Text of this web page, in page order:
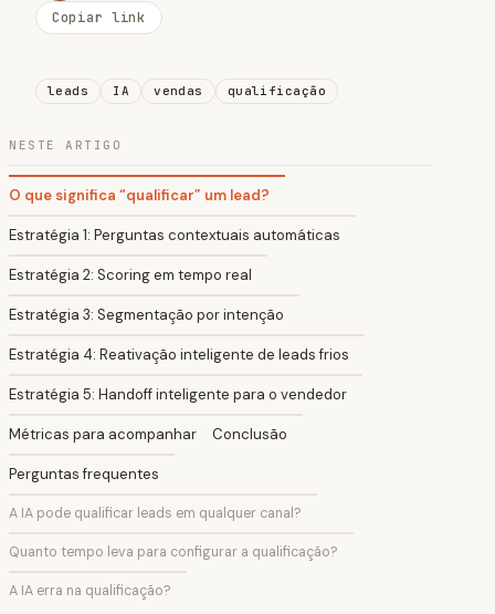
Copiar link
leads IA vendas qualificação
NESTE ARTIGO
O que significa “qualificar” um lead?
Estratégia 1: Perguntas contextuais automáticas
Estratégia 2: Scoring em tempo real
Estratégia 3: Segmentação por intenção
Estratégia 4: Reativação inteligente de leads frios
Estratégia 5: Handoff inteligente para o vendedor
Métricas para acompanhar Conclusão
Perguntas frequentes
A IA pode qualificar leads em qualquer canal?
Quanto tempo leva para configurar a qualificação?
A IA erra na qualificação?